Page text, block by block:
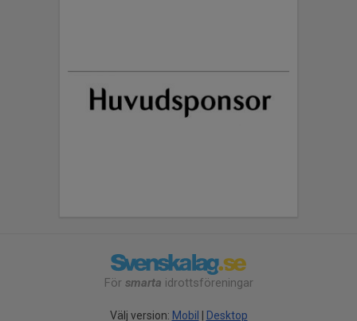
För smarta idrottsföreningar
Välj version: Mobil Desktop